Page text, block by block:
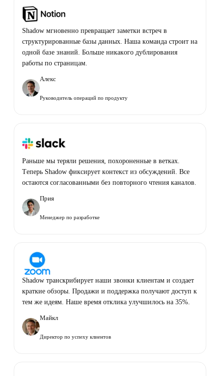
Shadow мгновенно превращает заметки встреч в
структурированные базы данных. Наша команда строит на
одной базе знаний. Больше никакого дублирования
работы по страницам.
Алекс
Руководитель операций по продукту
Раньше мы теряли решения, похороненные в ветках.
Теперь Shadow фиксирует контекст из обсуждений. Все
остаются согласованными без повторного чтения каналов.
Прия
Менеджер по разработке
Shadow транскрибирует наши звонки клиентам и создает
краткие обзоры. Продажи и поддержка получают доступ к
тем же идеям. Наше время отклика улучшилось на 35%.
Майкл
Директор по успеху клиентов